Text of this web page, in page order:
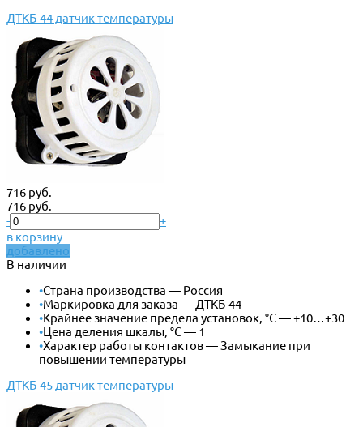
ДТКБ-44 датчик температуры
716 руб.
716 руб.
-
+
в корзину
добавлено
В наличии
•Страна производства — Россия
•Маркировка для заказа — ДТКБ-44
•Крайнее значение предела установок, °С — +10…+30
•Цена деления шкалы, °С — 1
•Характер работы контактов — Замыкание при
повышении температуры
ДТКБ-45 датчик температуры